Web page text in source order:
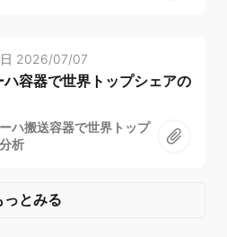
2026/07/07
容器で世界トップシェアの
ハ搬送容器で世界トップ
析
っとみる